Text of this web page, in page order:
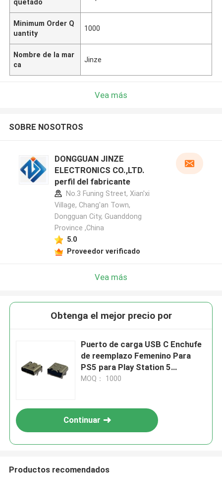
quetado
Minimum Order Q
uantity
1000
Nombre de la mar
ca
Jinze
Vea más
SOBRE NOSOTROS
DONGGUAN JINZE
ELECTRONICS CO.,LTD.
perfil del fabricante
No.3 Funing Street, Xian'xi
Village, Chang'an Town,
Dongguan City, Guanddong
Province ,China
5.0
Proveedor verificado
Vea más
Obtenga el mejor precio por
Puerto de carga USB C Enchufe
de reemplazo Femenino Para
PS5 para Play Station 5
Controlador Cargador Puerto de
MOQ： 1000
Continuar
Productos recomendados